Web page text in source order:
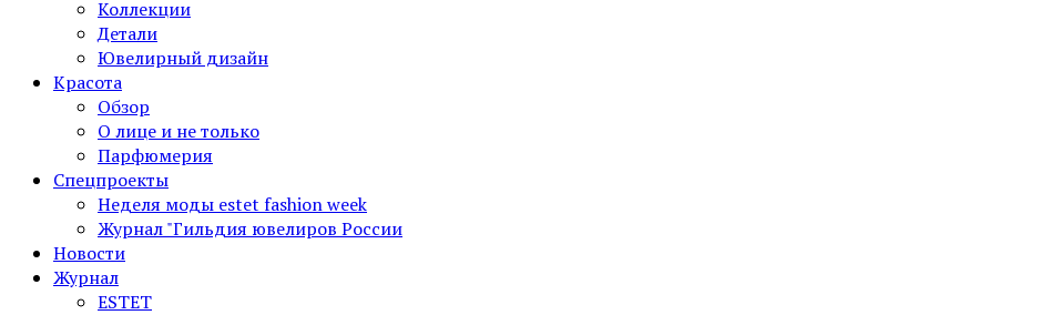
Коллекции
Детали
Ювелирный дизайн
Красота
Обзор
О лице и не только
Парфюмерия
Спецпроекты
Неделя моды estet fashion week
Журнал "Гильдия ювелиров России
Новости
Журнал
ESTET